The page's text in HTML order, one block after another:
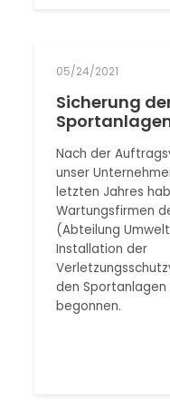
05/24/2021
Sicherung
Nach der
unser
letzten Jahres
Wartungsfirmen
(Abteilung
Installation der
den
begonnen.